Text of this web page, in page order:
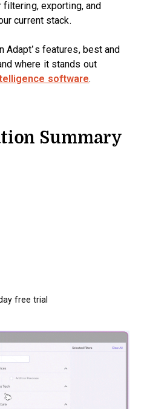
exporting, and
current stack.
Adapt’s features, best and
where it stands out
software.
Summary
free trial